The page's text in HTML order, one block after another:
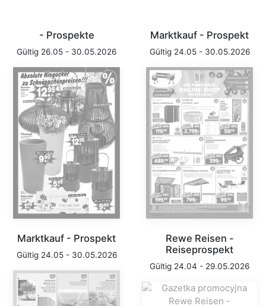
- Prospekte
Gültig 26.05 - 30.05.2026
Marktkauf - Prospekt
Gültig 24.05 - 30.05.2026
Marktkauf - Prospekt
Gültig 24.05 - 30.05.2026
Rewe Reisen -
Reiseprospekt
Gültig 24.04 - 29.05.2026